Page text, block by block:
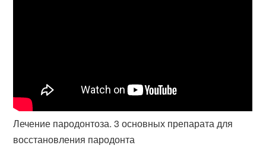
Лечение пародонтоза. 3 основных препарата для
восстановления пародонта